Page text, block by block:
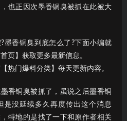
也正因次墨香铜臭被抓在此被大
墨香铜臭到底怎么了?下面小编就
页】获取更多最新信息。
热门爆料分类】每天更新内容。
香铜臭被抓了，虽说之后墨香铜
是没延续多久再度传出这个消息
特地的是找了一下和原作者相关